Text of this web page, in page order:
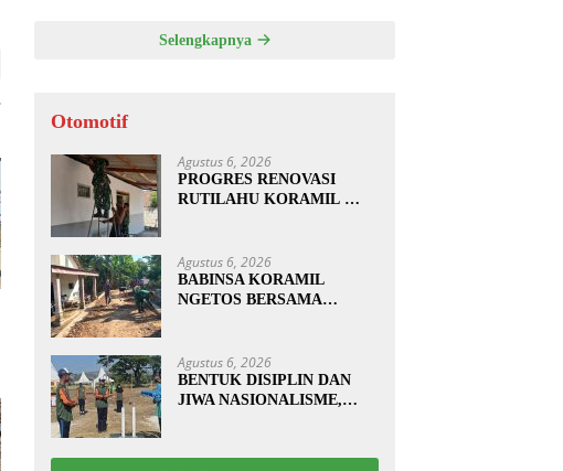
Selengkapnya
Otomotif
Agustus 6, 2026
PROGRES RENOVASI
RUTILAHU KORAMIL
MASUK TAHAP
PENYELESAIAN
Agustus 6, 2026
BABINSA KORAMIL
NGETOS BERSAMA
LOKASI UNTUK
PENGECORAN
Agustus 6, 2026
BENTUK DISIPLIN DAN
JIWA NASIONALISME,
PASKIBRA